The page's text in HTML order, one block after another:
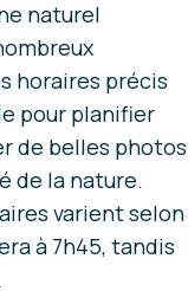
naturel
horaires précis
pour planifier
de belles photos
de la nature.
varient selon
à 7h45, tandis